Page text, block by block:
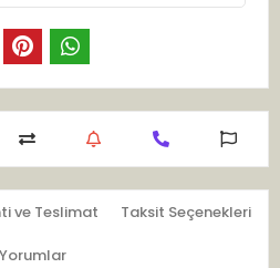
ve Teslimat Taksit Seçenekleri
Yorumlar